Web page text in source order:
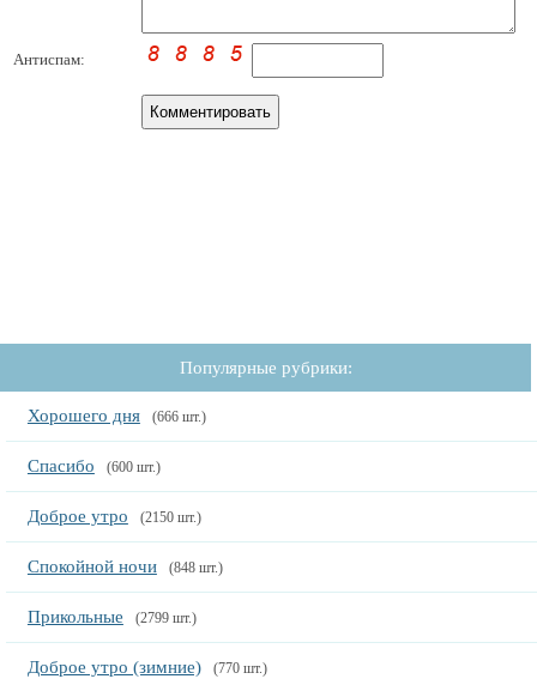
Антиспам:
Популярные рубрики:
Хорошего дня (666 шт.)
Спасибо (600 шт.)
Доброе утро (2150 шт.)
Спокойной ночи (848 шт.)
Прикольные (2799 шт.)
Доброе утро (зимние) (770 шт.)